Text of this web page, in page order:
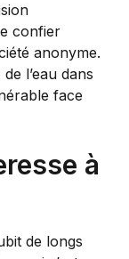
confier
anonyme.
l’eau dans
face
à
de longs